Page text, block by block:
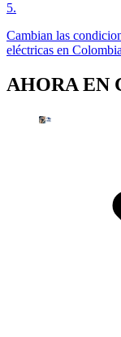
5.
Cambian las
eléctricas en
AHORA EN